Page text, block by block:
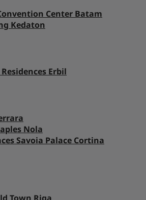
Center Batam
Kedaton
Erbil
Nola
Savoia Palace Cortina
Town Riga